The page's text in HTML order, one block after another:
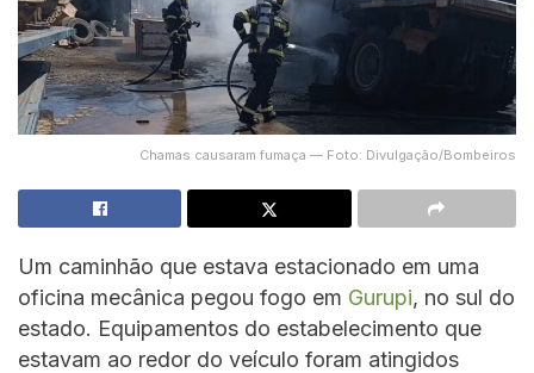
Chamas causaram fumaça — Foto: Divulgação/Bombeiros
Um caminhão que estava estacionado em uma
oficina mecânica pegou fogo em Gurupi, no sul do
estado. Equipamentos do estabelecimento que
estavam ao redor do veículo foram atingidos